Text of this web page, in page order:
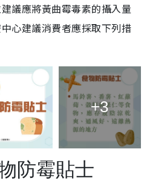
議應將黃曲霉毒素的攝入量
心建議消費者應採取下列措
+3
防霉貼士